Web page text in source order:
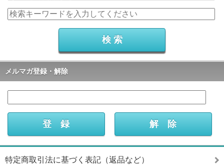
メルマガ登録・解除
特定商取引法に基づく表記（返品など）